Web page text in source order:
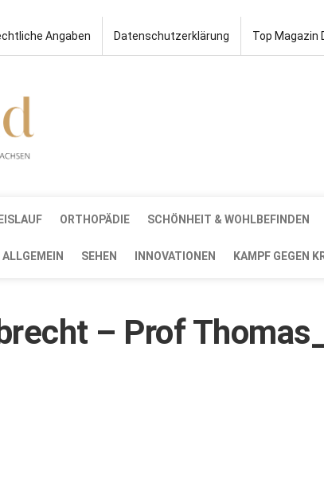
Angaben Datenschutzerklärung Top Magazin
ORTHOPÄDIE SCHÖNHEIT & WOHLBEFINDEN
ALLGEMEIN SEHEN INNOVATIONEN KAMPF GEGEN
– Prof